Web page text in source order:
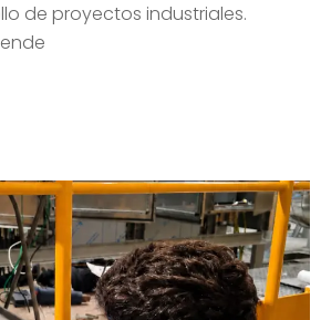
de proyectos industriales.